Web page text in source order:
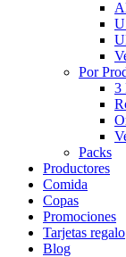
Por
3
Packs
Productores
Comida
Copas
Promociones
Tarjetas regalo
Blog